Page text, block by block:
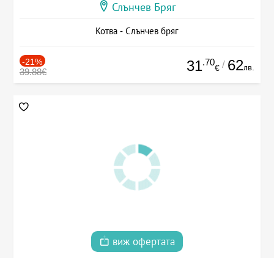
Слънчев Бряг
Котва - Слънчев бряг
-21%
39.88€ 31.70
€ / 62лв.
виж офертата